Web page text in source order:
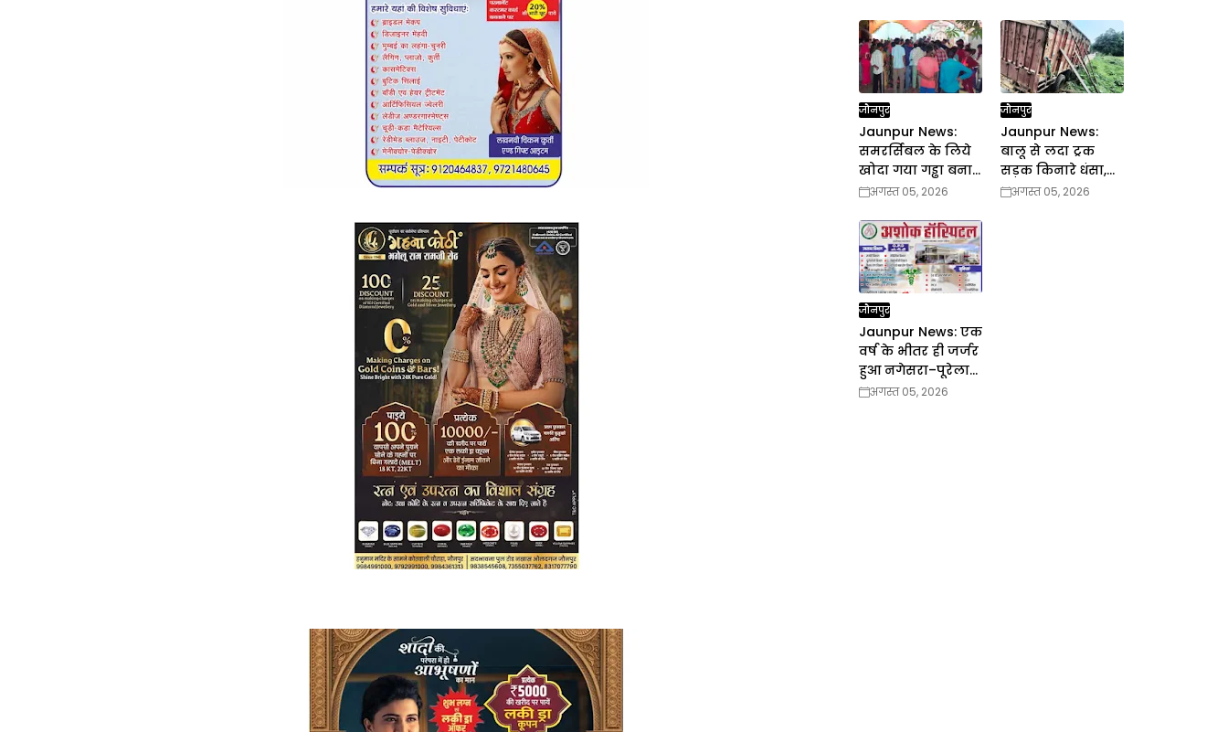
लिखा है डा. इन्द्र सिंह
सहित 3 डाक्टरों का
नाम
जौनपुर
Jaunpur News:
समरर्सिबल के लिये
खोदा गया गड्ढा बना
काल
अगस्त 05, 2026
जौनपुर
Jaunpur News:
बालू से लदा ट्रक
सड़क किनारे धंसा,
आवागमन बाधित
अगस्त 05, 2026
जौनपुर
Jaunpur News: एक
वर्ष के भीतर ही जर्जर
हुआ नगेसरा–पूरेलाल
पुलअगस्त 05, 2026